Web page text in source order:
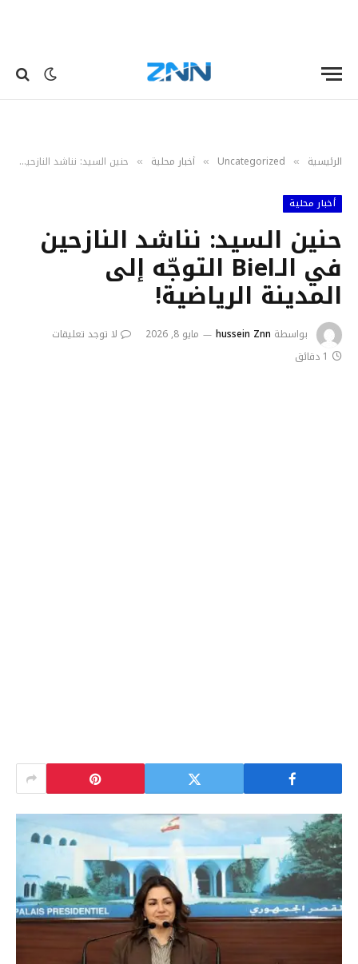
الرئيسية »
Uncategorized
» أخبار محلية » حنين السيد: نناشد النازحين في الـBiel التوجّه إلى المدينة الرياضية!
أخبار محلية
حنين السيد: نناشد النازحين
في الـBiel التوجّه إلى
المدينة الرياضية!
بواسطة hussein Znn مايو 8, 2026
لا توجد تعليقات
1 دقائق